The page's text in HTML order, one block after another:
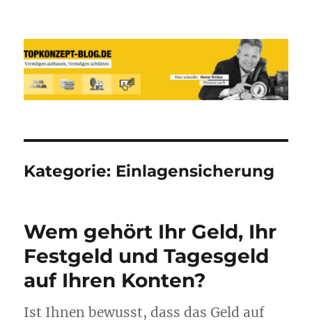
Reich werden und Vermögen
schützen mit Sachwerten-Silber-
Gold-Silbermünzen-Goldmünzen
Kategorie: Einlagensicherung
Wem gehört Ihr Geld, Ihr
Festgeld und Tagesgeld
auf Ihren Konten?
Ist Ihnen bewusst, dass das Geld auf